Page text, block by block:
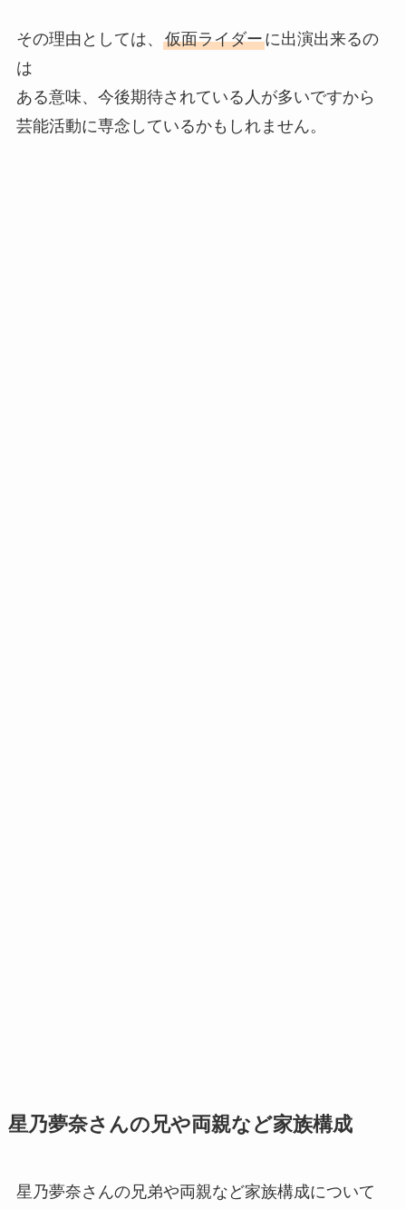
その理由としては、 仮面ライダーに出演出来るの
は
ある意味、今後期待されている人が多いですから
芸能活動に専念しているかもしれません。
星乃夢奈さんの兄や両親など家族構成
星乃夢奈さんの兄弟や両親など家族構成について